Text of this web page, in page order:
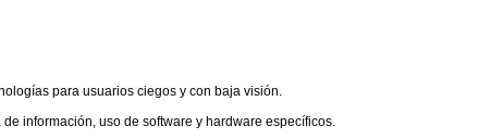
para usuarios ciegos y con baja visión.
información, uso de software y hardware específicos.